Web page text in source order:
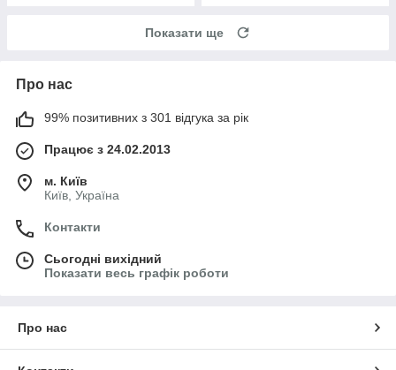
Показати ще
Про нас
99% позитивних з 301 відгука за рік
Працює з 24.02.2013
м. Київ
Київ, Україна
Контакти
Сьогодні вихідний
Показати весь графік роботи
Про нас